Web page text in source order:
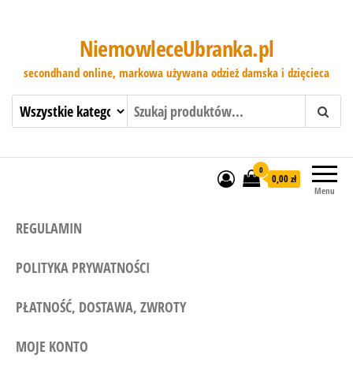
NiemowleceUbranka.pl
secondhand online, markowa używana odzież damska i dzięcieca
Menu
0
0,00 zł
REGULAMIN
POLITYKA PRYWATNOŚCI
PŁATNOŚĆ, DOSTAWA, ZWROTY
MOJE KONTO